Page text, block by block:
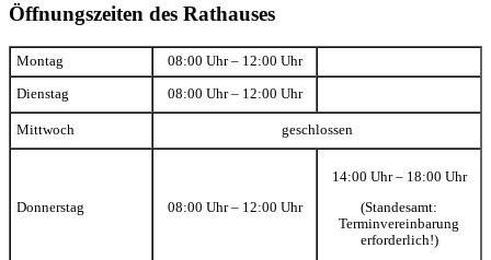
Öffnungszeiten des Rathauses
Montag 08:00 Uhr – 12:00 Uhr
Dienstag 08:00 Uhr – 12:00 Uhr
Mittwoch geschlossen
Donnerstag 08:00 Uhr – 12:00 Uhr
14:00 Uhr – 18:00 Uhr
(Standesamt:
Terminvereinbarung
erforderlich!)